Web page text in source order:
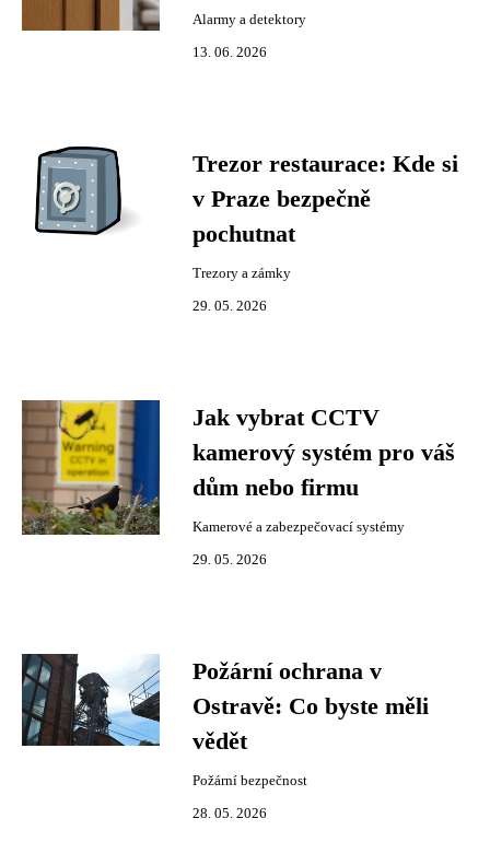
Alarmy a detektory
13. 06. 2026
Trezor restaurace: Kde si
v Praze bezpečně
pochutnat
Trezory a zámky
29. 05. 2026
Jak vybrat CCTV
kamerový systém pro váš
dům nebo firmu
Kamerové a zabezpečovací systémy
29. 05. 2026
Požární ochrana v
Ostravě: Co byste měli
vědět
Požární bezpečnost
28. 05. 2026